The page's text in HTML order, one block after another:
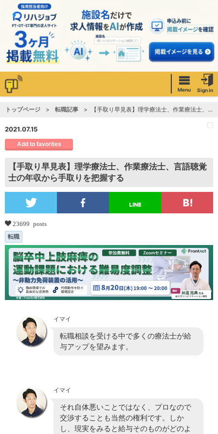
Menu Sign in
トップページ 転職記事 【手取り早見表】理学療法士、作業療法士、言語聴覚士の年収から手取りを把握する
2021.07.15
Add to favorites
【手取り早見表】理学療法士、作業療法士、言語聴覚
士の年収から手取りを把握する
23699 posts
転職
イマイ
転職相談を受ける中で多くの療法士が給
与アップを望みます。
イマイ
それ自体悪いことではなく、プロなので
交渉することも当然の権利です。しか
し、現実をみると給与そのものがどのよ